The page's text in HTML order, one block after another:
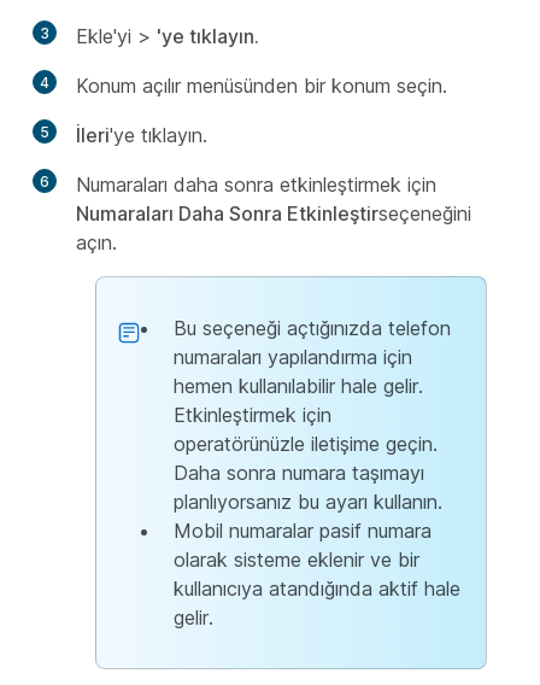
3 Ekle'yi > 'ye tıklayın.
4 Konum açılır menüsünden bir konum seçin.
5 İleri'ye tıklayın.
6
Numaraları daha sonra etkinleştirmek için
Numaraları Daha Sonra Etkinleştirseçeneğini
açın.
Bu seçeneği açtığınızda telefon
numaraları yapılandırma için
hemen kullanılabilir hale gelir.
Etkinleştirmek için
operatörünüzle iletişime geçin.
Daha sonra numara taşımayı
planlıyorsanız bu ayarı kullanın.
Mobil numaralar pasif numara
olarak sisteme eklenir ve bir
kullanıcıya atandığında aktif hale
gelir.